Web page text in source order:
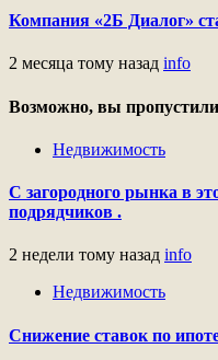
Компания «2Б Диалог»
2 месяца тому назад info
Возможно, вы пропустили
Недвижимость
С загородного рынка в
подрядчиков .
2 недели тому назад info
Недвижимость
Снижение ставок по